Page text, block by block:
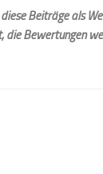
Beiträge als
die Bewertungen